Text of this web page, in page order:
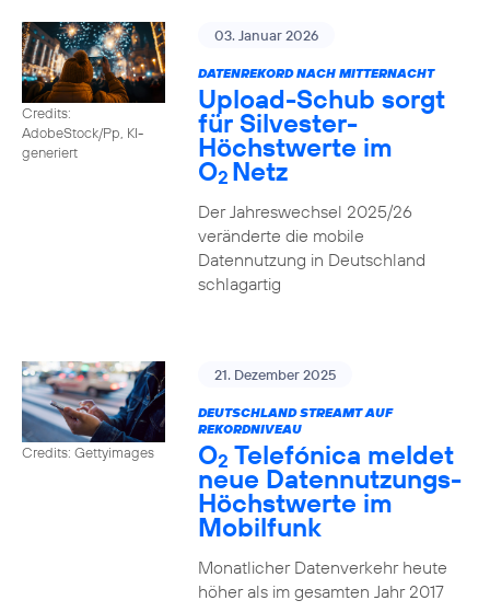
Credits:
AdobeStock/Pp, KI-
generiert
03. Januar 2026
DATENREKORD NACH MITTERNACHT
Upload-Schub sorgt
für Silvester-
Höchstwerte im
O2 Netz
Der Jahreswechsel 2025/26
veränderte die mobile
Datennutzung in Deutschland
schlagartig
Credits: Gettyimages
21. Dezember 2025
DEUTSCHLAND STREAMT AUF
REKORDNIVEAU
O2 Telefónica meldet
neue Datennutzungs-
Höchstwerte im
Mobilfunk
Monatlicher Datenverkehr heute
höher als im gesamten Jahr 2017